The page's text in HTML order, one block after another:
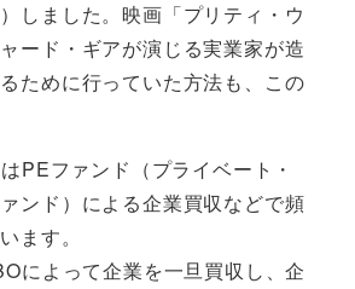
しました。映画「プリティ・ウ
ード・ギアが演じる実業家が造
ために行っていた方法も、この
PEファンド（プライベート・
ンド）による企業買収などで頻
ます。
によって企業を一旦買収し、企